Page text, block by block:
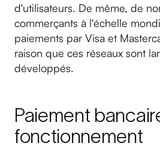
d'utilisateurs. De même, de
commerçants à l'échelle
paiements par Visa et
raison que ces réseaux sont
développés.
Paiement
fonctionnement